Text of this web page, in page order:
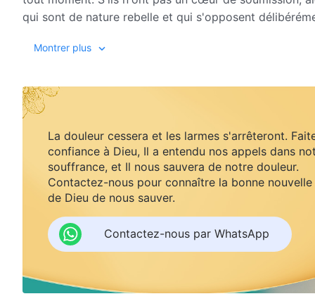
qui sont de nature rebelle et qui s'opposent
jusqu'au bout du chemin.
L'ère ancienne est passée ; c'est maintenant une
doit être faite. En particulier à l'ère finale pendant
œuvre plus nouvelle et plus rapidement. Par
auront de la difficulté à suivre les pas de Dieu. Tous
délibérément seront éliminés par cette étape de
soumettent délibérément et s'humilient volontiers
Dieu ne respecte aucun règlement, et Il ne considère
comme éternellement immuable. À la place, Il fait
toujours supérieure. Son œuvre devient de plus en
aux besoins réels de l'homme. C'est seulement en
Montrer plus
La douleur cessera et les larmes s'arrêteront.
confiance à Dieu, Il a entendu nos appels dans
souffrance, et Il nous sauvera de notre douleur.
Contactez-nous pour connaître la bonne nouvelle
de Dieu de nous sauver.
Contactez-nous par WhatsApp